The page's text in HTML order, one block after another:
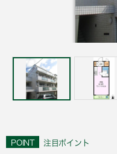
POINT 注目ポイント